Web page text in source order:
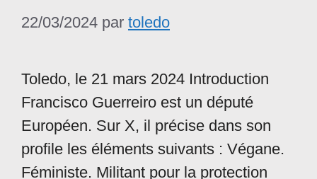
22/03/2024 par toledo
Toledo, le 21 mars 2024 Introduction
Francisco Guerreiro est un député
Européen. Sur X, il précise dans son
profile les éléments suivants : Végane.
Féministe. Militant pour la protection